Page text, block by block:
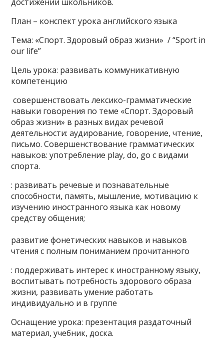
План – конспект урока английского языка
Тема: «Спорт. Здоровый образ жизни» / “Sport in
our life”
Цель урока: развивать коммуникативную
компетенцию
совершенствовать лексико-грамматические
навыки говорения по теме «Спорт. Здоровый
образ жизни» в разных видах речевой
деятельности: аудирование, говорение, чтение,
письмо. Совершенствование грамматических
навыков: употребление play, do, go с видами
спорта.
: развивать речевые и познавательные
способности, память, мышление, мотивацию к
изучению иностранного языка как новому
средству общения;
развитие фонетических навыков и навыков
чтения с полным пониманием прочитанного
: поддерживать интерес к иностранному языку,
воспитывать потребность здорового образа
жизни, развивать умение работать
индивидуально и в группе
Оснащение урока: презентация раздаточный
материал, учебник, доска.